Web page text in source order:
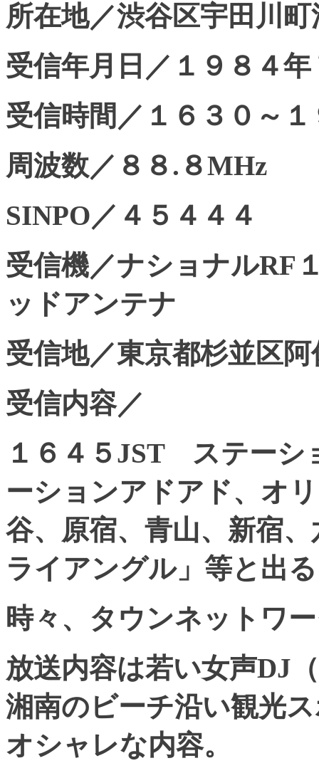
所在地／渋谷区宇田川
受信年月日／１９８４
受信時間／１６３０～
周波数／８８.８MHz
SINPO／４５４４４
受信機／ナショナルRF
ッドアンテナ
受信地／東京都杉並区
受信内容／
１６４５JST ステーシ
ーションアドアド、オ
谷、原宿、青山、新宿
ライアングル」等と出
時々、タウンネットワ
放送内容は若い女声DJ
湘南のビーチ沿い観光
オシャレな内容。